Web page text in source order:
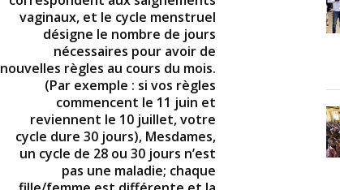
vaginaux, et le cycle menstruel
désigne le nombre de jours
nécessaires pour avoir de
nouvelles règles au cours du mois.
(Par exemple : si vos règles
commencent le 11 juin et
reviennent le 10 juillet, votre
cycle dure 30 jours), Mesdames,
un cycle de 28 ou 30 jours n’est
pas une maladie; chaque